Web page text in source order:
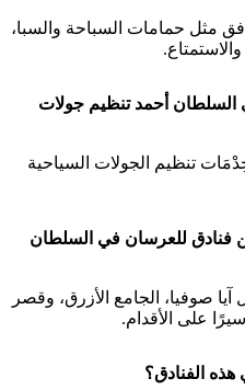
مثل حمامات السباحة والسبا،
أحمد تنظيم جولات
تنظيم الجولات السياحية
فنادق للعرسان في السلطان
صوفيا، الجامع الأزرق، وقصر
على الأقدام.
الفنادق؟